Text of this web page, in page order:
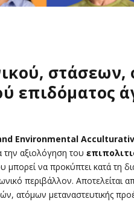
στάσεων,
επιδόματος
Environmental
την αξιολόγηση του
μπορεί να προκύπτει κατά τη
περιβάλλον. Αποτελείται
ατόμων μεταναστευτικής